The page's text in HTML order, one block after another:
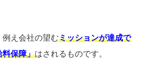
例え会社の望むミッションが達成で
料保障」はされるものです。